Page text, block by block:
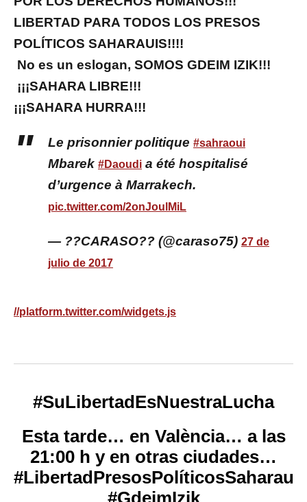
LIBERTAD PARA TODOS LOS PRESOS
POLÍTICOS SAHARAUIS!!!!
No es un eslogan, SOMOS GDEIM IZIK!!!
¡¡¡SAHARA LIBRE!!!
¡¡¡SAHARA HURRA!!!
Le prisonnier politique #sahraoui
Mbarek #Daoudi a été hospitalisé
d’urgence à Marrakech.
pic.twitter.com/2onJoulMiL
— ??CARASO?? (@caraso75) 27 de
julio de 2017
//platform.twitter.com/widgets.js
#SuLibertadEsNuestraLucha
Esta tarde… en València… a las
21:00 h y en otras ciudades…
#GdeimIzik